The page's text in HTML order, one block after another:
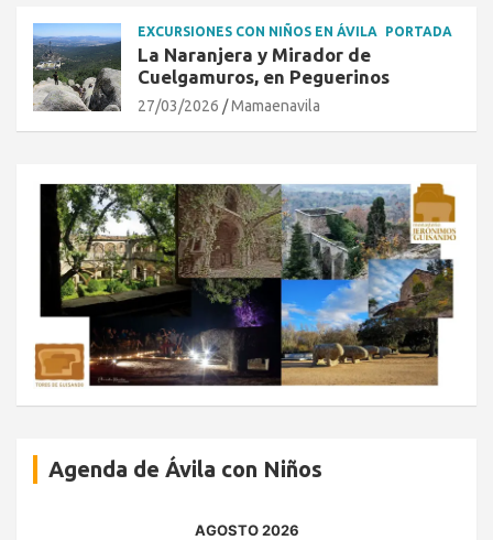
EXCURSIONES CON NIÑOS EN ÁVILA PORTADA
La Naranjera y Mirador de
Cuelgamuros, en Peguerinos
27/03/2026 Mamaenavila
Agenda de Ávila con Niños
AGOSTO 2026